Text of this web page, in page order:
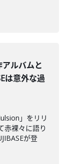
ルバムと
は意外な過
」をリリ
赤裸々に語り
が登